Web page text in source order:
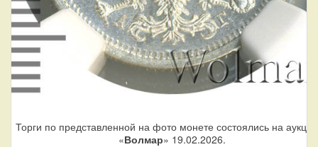
Торги по представленной на фото монете состоялись на
«Волмар» 19.02.2026.